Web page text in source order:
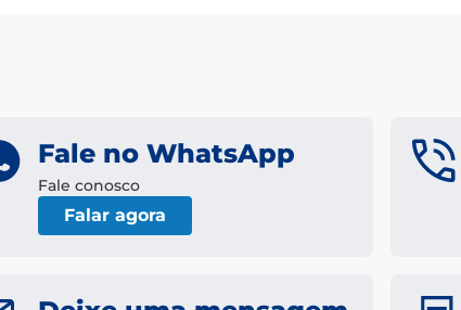
Fale no WhatsApp
Fale conosco
Falar agora